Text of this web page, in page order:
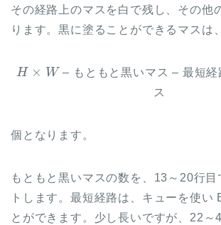
その経路上のマスを白で残し、その他
ります。黒に塗ることができるマスは
H× W
– もともと黒いマス – 最短経
ス
個となります。
もともと黒いマスの数を、13～20行目
トします。最短経路は、キューを使い
とができます。少し長いですが、22～